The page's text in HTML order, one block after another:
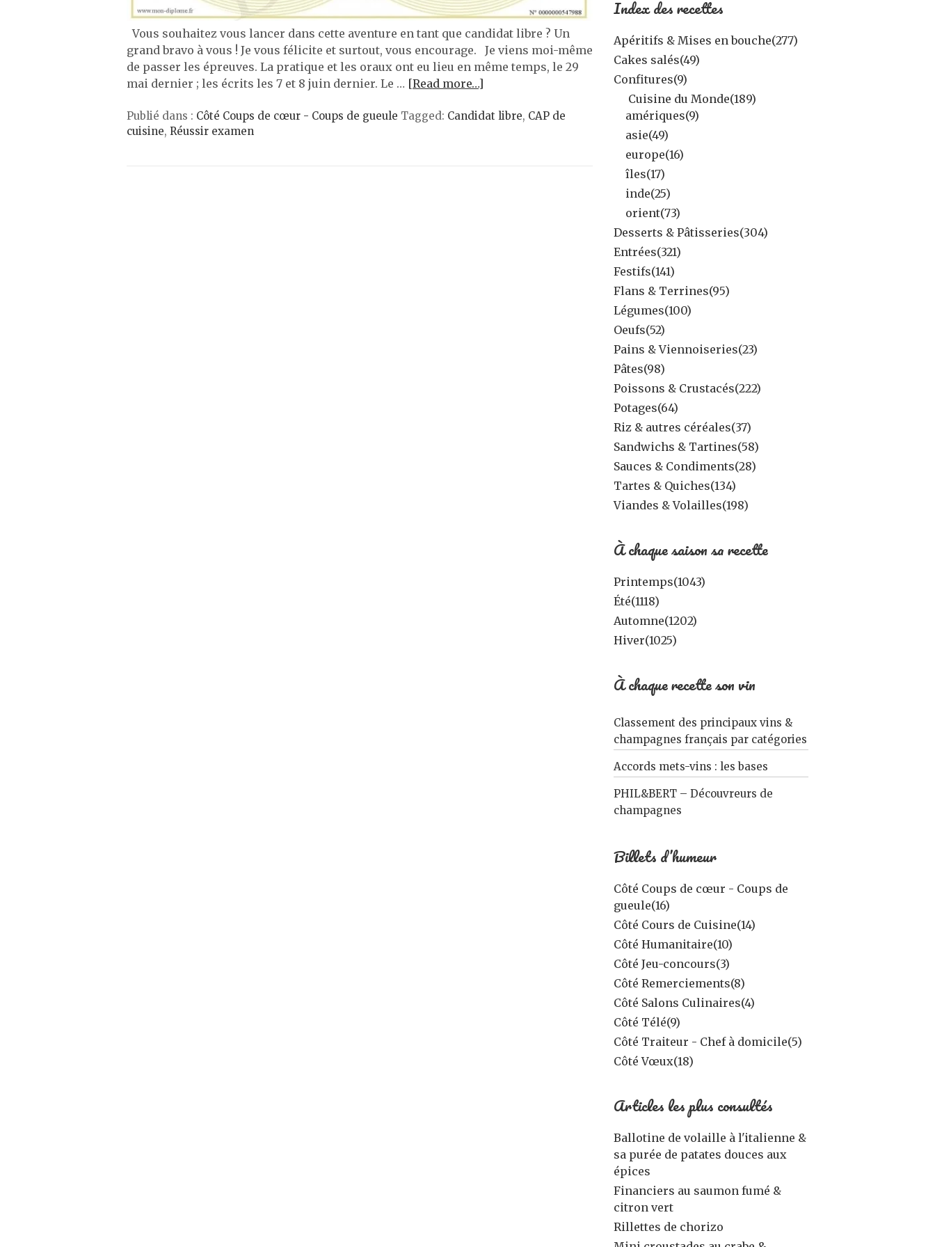
Vous souhaitez vous lancer dans cette aventure en tant que candidat libre ? Un
grand bravo à vous ! Je vous félicite et surtout, vous encourage. Je viens moi-même
de passer les épreuves. La pratique et les oraux ont eu lieu en même temps, le 29
mai dernier ; les écrits les 7 et 8 juin dernier. Le … [Read more…]
Publié dans : Côté Coups de cœur - Coups de gueule Tagged: Candidat libre, CAP de
cuisine, Réussir examen
Index des recettes
Apéritifs & Mises en bouche(277)
Cakes salés(49)
Confitures(9)
Cuisine du Monde(189)
amériques(9)
asie(49)
europe(16)
îles(17)
inde(25)
orient(73)
Desserts & Pâtisseries(304)
Entrées(321)
Festifs(141)
Flans & Terrines(95)
Légumes(100)
Oeufs(52)
Pains & Viennoiseries(23)
Pâtes(98)
Poissons & Crustacés(222)
Potages(64)
Riz & autres céréales(37)
Sandwichs & Tartines(58)
Sauces & Condiments(28)
Tartes & Quiches(134)
Viandes & Volailles(198)
À chaque saison sa recette
Printemps(1043)
Été(1118)
Automne(1202)
Hiver(1025)
À chaque recette son vin
Classement des principaux vins &
champagnes français par catégories
Accords mets-vins : les bases
PHIL&BERT – Découvreurs de
champagnes
Billets d’humeur
Côté Coups de cœur - Coups de
gueule(16)
Côté Cours de Cuisine(14)
Côté Humanitaire(10)
Côté Jeu-concours(3)
Côté Remerciements(8)
Côté Salons Culinaires(4)
Côté Télé(9)
Côté Traiteur - Chef à domicile(5)
Côté Vœux(18)
Articles les plus consultés
Ballotine de volaille à l'italienne &
sa purée de patates douces aux
épices
Financiers au saumon fumé &
citron vert
Rillettes de chorizo